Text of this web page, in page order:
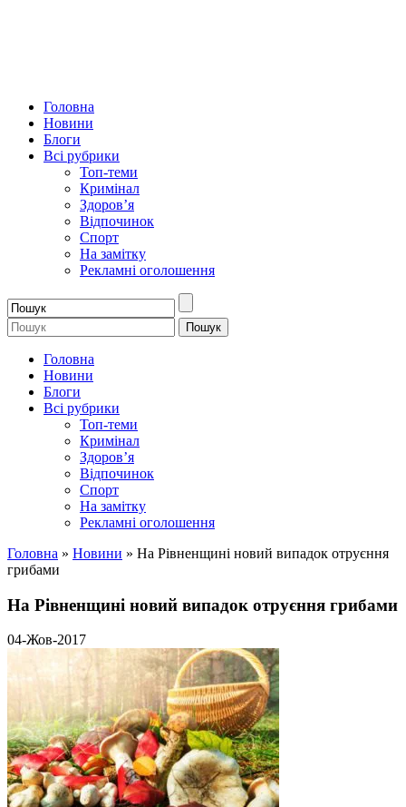
Головна
Новини
Блоги
Всі рубрики
Топ-теми
Кримінал
Здоров’я
Відпочинок
Спорт
На замітку
Рекламні оголошення
Головна
Новини
Блоги
Всі рубрики
Топ-теми
Кримінал
Здоров’я
Відпочинок
Спорт
На замітку
Рекламні оголошення
Головна » Новини » На Рівненщині новий випадок отруєння
грибами
На Рівненщині новий випадок отруєння грибами
04-Жов-2017